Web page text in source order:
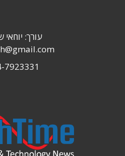
עורך: יוחאי שוויגר
yoch.sch@gmail.com
054-7923331